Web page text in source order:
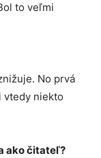
to veľmi
No prvá
vtedy niekto
ako čitateľ?